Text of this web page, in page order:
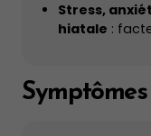
Stress,
hiatale :